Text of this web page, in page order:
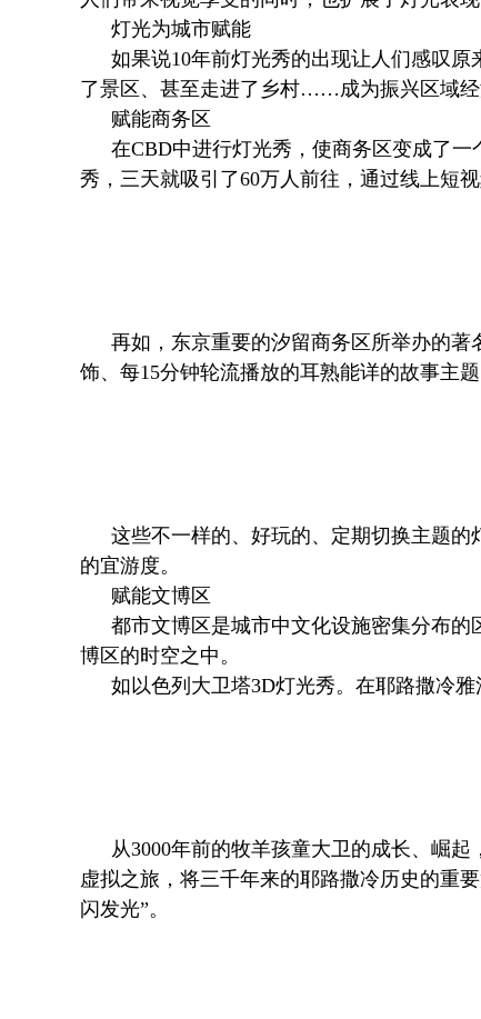
灯光为城市赋能
如果说10年前灯光秀的出现让人们感叹
了景区、甚至走进了乡村……成为振兴区域经
赋能商务区
在CBD中进行灯光秀，使商务区变成了
秀，三天就吸引了60万人前往，通过线上短
再如，东京重要的汐留商务区所举办的著
饰、每15分钟轮流播放的耳熟能详的故事主
这些不一样的、好玩的、定期切换主题
的宜游度。
赋能文博区
都市文博区是城市中文化设施密集分布
博区的时空之中。
如以色列大卫塔3D灯光秀。在耶路撒冷
从3000年前的牧羊孩童大卫的成长、崛
虚拟之旅，将三千年来的耶路撒冷历史的重
闪发光”。